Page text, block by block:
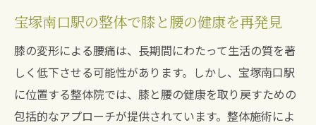
宝塚南口駅の整体で膝と腰の健康を再発見
膝の変形による腰痛は、長期間にわたって生活の質を著
しく低下させる可能性があります。しかし、宝塚南口駅
に位置する整体院では、膝と腰の健康を取り戻すための
包括的なアプローチが提供されています。整体施術によ